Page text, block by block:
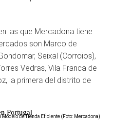
las que Mercadona tiene
son Marco de
Seixal (Corroios),
Vedras, Vila Franca de
la primera del distrito de
Portugal